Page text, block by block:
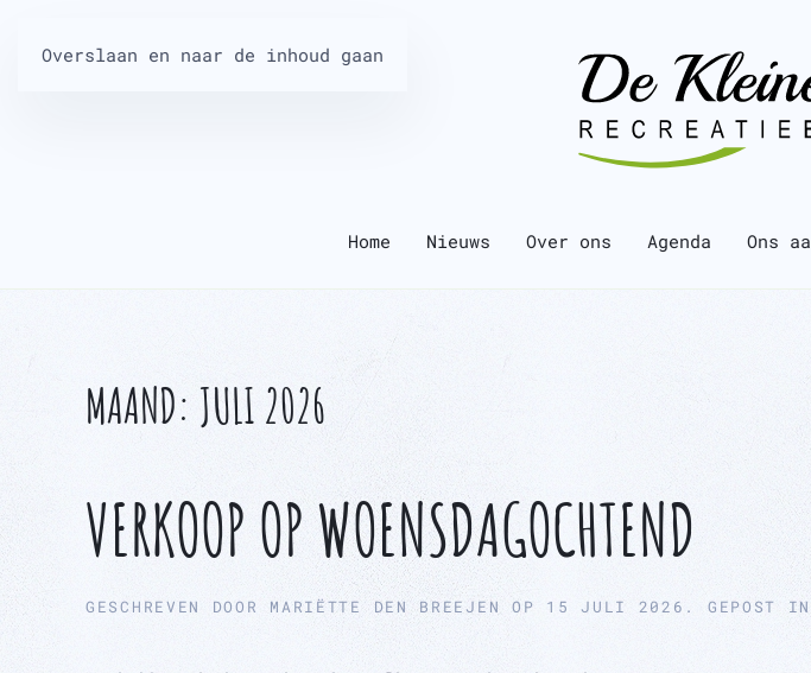
Overslaan en naar de inhoud gaan
Home Nieuws Over ons Agenda Ons
MAAND: JULI 2026
VERKOOP OP WOENSDAGOCHTEND
GESCHREVEN DOOR MARIËTTE DEN BREEJEN OP 15 JULI 2026 . GEPOST IN